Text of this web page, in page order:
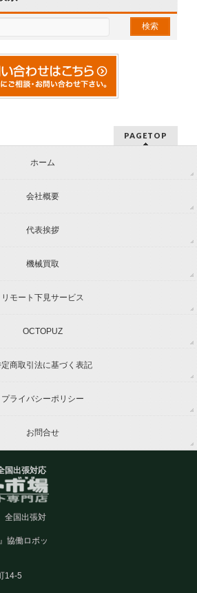
PAGETOP
ホーム
会社概要
代表挨拶
機械買取
リモート下見サービス
OCTOPUZ
商取引法に基づく表記
プライバシーポリシー
お問合せ
国出張対応
国出張対
協働ロボッ
14-5